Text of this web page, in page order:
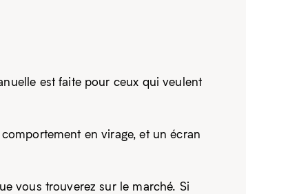
est faite pour ceux qui veulent
en virage, et un écran
vous trouverez sur le marché. Si